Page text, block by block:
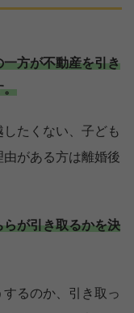
方が不動産を引き
。
たくない、子ども
がある方は離婚後
が引き取るかを決
るのか、引き取っ